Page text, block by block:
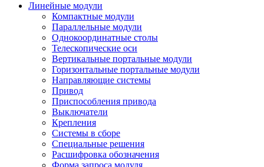
Линейные модули
Компактные модули
Параллельные модули
Однокоординатные столы
Телескопические оси
Вертикальные портальные модули
Горизонтальные портальные модули
Направляющие системы
Привод
Приспособления привода
Выключатели
Крепления
Системы в сборе
Специальные решения
Расшифровка обозначения
Форма запроса модуля